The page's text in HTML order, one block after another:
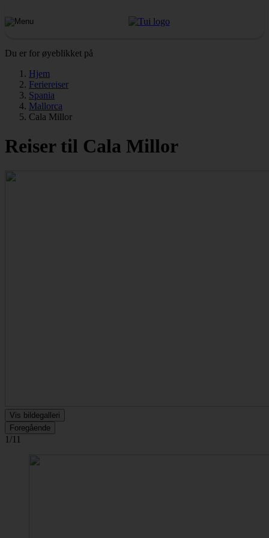
Du er for øyeblikket på
Hjem
Feriereiser
Spania
Mallorca
Cala Millor
Reiser til Cala Millor
Vis bildegalleri
Foregående
1/11